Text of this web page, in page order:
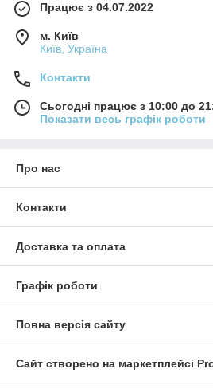
Працює з 04.07.2022
м. Київ
Київ, Україна
Контакти
Сьогодні працює з 10:00 до
Показати весь графік роботи
Про нас
Контакти
Доставка та оплата
Графік роботи
Повна версія сайту
Сайт створено на маркетплейсі